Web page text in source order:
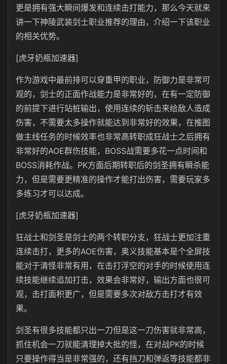
更是拥有强大瞬间爆发和连续击打能力，那么今天就来
讲一下神陵武装剑士职业推荐的理由，介绍一下该职业
的相关优势。
[虎牙奶瓶加速器]
作为游戏中最前排可以穿重甲的职业，防御力是非常可
观的，剑士的正面作战能力是非常好的，在有一定防御
的前提下进行站桩输出，使用连续的斩击来给敌人造成
伤害，不需要太多操作就能达到非常好的效果，在推图
做主线任务的时候效率也非常高转职成狂战士之后拥有
非常好的AOE群伤技能，BOSS战需要多花一点时间和
BOSS消耗作战。PK方面后期转职后的剑圣拥有瞬杀能
力，但是需要更精准的操作才能打出伤害，需要玩家多
多练习才可以达成。
[虎牙奶瓶加速器]
狂战士和剑圣是剑士的两个转职分支，狂战士更加注重
连续击打，更多的AOE伤害，奥义技能基本是个全屏技
能对于清怪非常有用，在击打浮空的对手的时候使用连
续技能继续追加打击，效果会非常好，输出方面也很可
观，击打面积更广，但是需要多次对敌方击打才有效
果。
剑圣有很多技能都只出一刀但是这一刀伤害就非常高，
抓住机会一刀就能清理掉大批的怪，在对战PK的时候
只要操作得当是非常强的，还有挡刀和弹返等技能都非